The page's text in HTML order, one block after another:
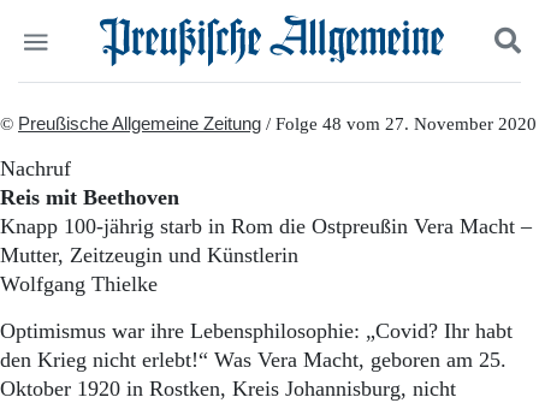
Politik
Gesellschaft
Leben
Pommern
Berlin-Brandenburg
Schlesien
Suchen und finden
© Preußische Allgemeine Zeitung / Folge 48 vom 27. November 2020
Nachruf
Reis mit Beethoven
Knapp 100-jährig starb in Rom die Ostpreußin Vera Macht –
Mutter, Zeitzeugin und Künstlerin
Wolfgang Thielke
Optimismus war ihre Lebensphilosophie: „Covid? Ihr habt
den Krieg nicht erlebt!“ Was Vera Macht, geboren am 25.
Oktober 1920 in Rostken, Kreis Johannisburg, nicht